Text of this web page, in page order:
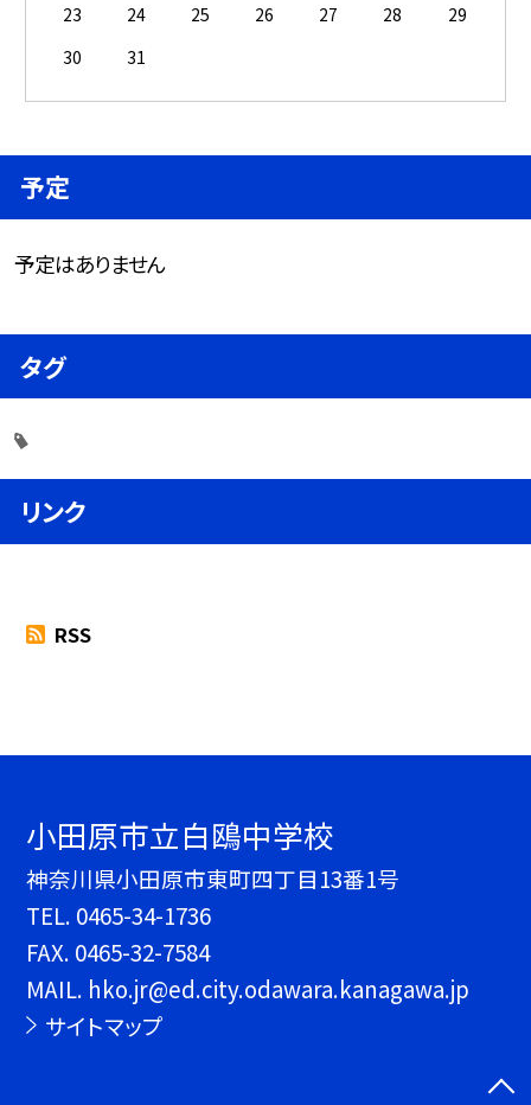
23
24 25 26 27 28
29
30
31
予定
予定はありません
タグ
リンク
RSS
小田原市立白鴎中学校
神奈川県小田原市東町四丁目13番1号
TEL. 0465-34-1736
FAX. 0465-32-7584
MAIL. hko.jr@ed.city.odawara.kanagawa.jp
サイトマップ